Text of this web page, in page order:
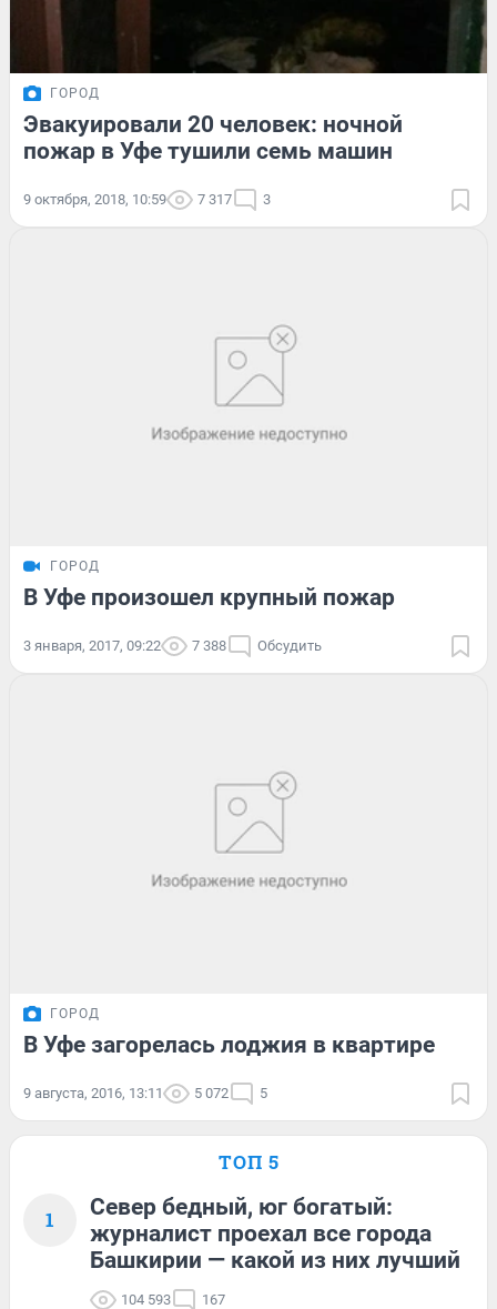
ГОРОД
Эвакуировали 20 человек: ночной
пожар в Уфе тушили семь машин
9 октября, 2018, 10:59 7 317 3
ГОРОД
В Уфе произошел крупный пожар
3 января, 2017, 09:22 7 388 Обсудить
ГОРОД
В Уфе загорелась лоджия в квартире
9 августа, 2016, 13:11 5 072 5
ТОП 5
1
Север бедный, юг богатый:
журналист проехал все города
Башкирии — какой из них лучший
104 593 167